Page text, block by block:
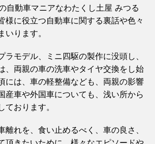
自動車マニアなわたくし土屋 みつる
様に役立つ自動車に関する裏話や色々
いります。
ラモデル、ミニ四駆の製作に没頭し、
、両親の車の洗車やタイヤ交換をし始
には、車の軽整備なども、両親の影響
産車や外国車についても、浅い所から
おります。
離れを、食い止めるべく、車の良さ、